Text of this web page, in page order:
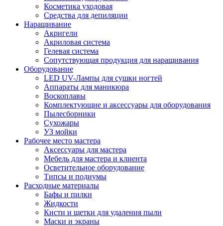
Косметика уходовая
Средства для депиляции
Наращивание
Акригели
Акриловая система
Гелевая система
Сопутствующая продукция для наращивания
Оборудование
LED UV-Лампы для сушки ногтей
Аппараты для маникюра
Воскоплавы
Комплектующие и аксессуары для оборудования
Пылесборники
Сухожары
УЗ мойки
Рабочее место мастера
Аксессуары для мастера
Мебель для мастера и клиента
Осветительное оборудование
Типсы и подиумы
Расходные материалы
Бафы и пилки
Жидкости
Кисти и щетки для удаления пыли
Маски и экраны